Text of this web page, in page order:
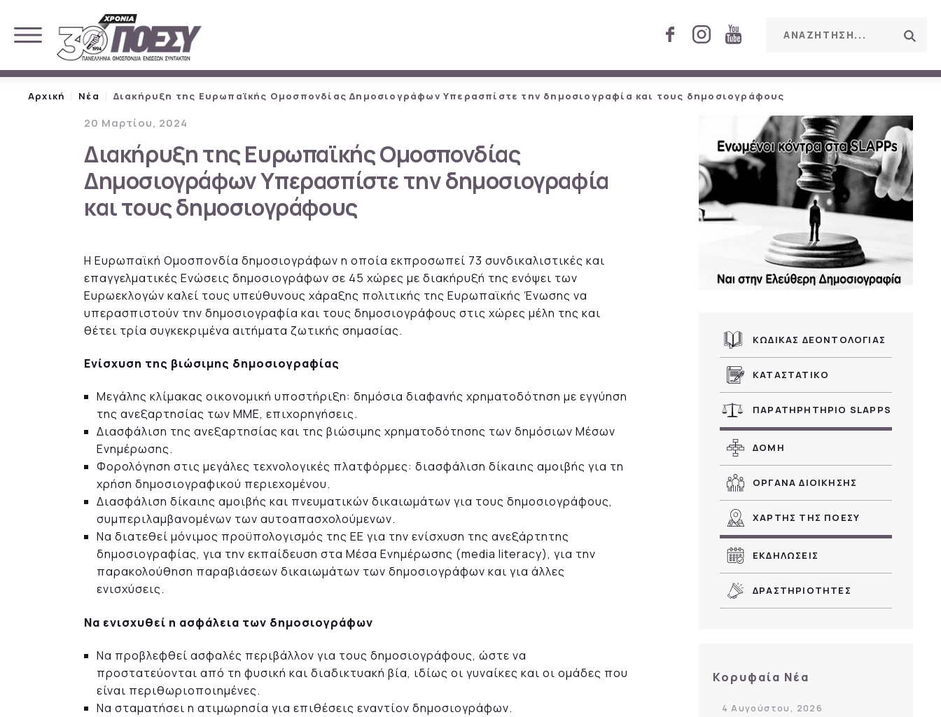
Αρχική Νέα Διακήρυξη της Ευρωπαϊκής Ομοσπονδίας Δημοσιογράφων Υπερασπίστε την δημοσιογραφία και τους δημοσιογράφους
20 Μαρτίου, 2024
Διακήρυξη της Ευρωπαϊκής Ομοσπονδίας
Δημοσιογράφων Υπερασπίστε την δημοσιογραφία
και τους δημοσιογράφους
Η Ευρωπαϊκή Ομοσπονδία δημοσιογράφων η οποία εκπροσωπεί 73 συνδικαλιστικές και
επαγγελματικές Ενώσεις δημοσιογράφων σε 45 χώρες με διακήρυξή της ενόψει των
Ευρωεκλογών καλεί τους υπεύθυνους χάραξης πολιτικής της Ευρωπαϊκής Ένωσης να
υπερασπιστούν την δημοσιογραφία και τους δημοσιογράφους στις χώρες μέλη της και
θέτει τρία συγκεκριμένα αιτήματα ζωτικής σημασίας.
Ενίσχυση της βιώσιμης δημοσιογραφίας
Μεγάλης κλίμακας οικονομική υποστήριξη: δημόσια διαφανής χρηματοδότηση με εγγύηση
της ανεξαρτησίας των ΜΜΕ, επιχορηγήσεις.
Διασφάλιση της ανεξαρτησίας και της βιώσιμης χρηματοδότησης των δημόσιων Μέσων
Ενημέρωσης.
Φορολόγηση στις μεγάλες τεχνολογικές πλατφόρμες: διασφάλιση δίκαιης αμοιβής για τη
χρήση δημοσιογραφικού περιεχομένου.
Διασφάλιση δίκαιης αμοιβής και πνευματικών δικαιωμάτων για τους δημοσιογράφους,
συμπεριλαμβανομένων των αυτοαπασχολούμενων.
Να διατεθεί μόνιμος προϋπολογισμός της ΕΕ για την ενίσχυση της ανεξάρτητης
δημοσιογραφίας, για την εκπαίδευση στα Μέσα Ενημέρωσης (media literacy), για την
παρακολούθηση παραβιάσεων δικαιωμάτων των δημοσιογράφων και για άλλες
ενισχύσεις.
Να ενισχυθεί η ασφάλεια των δημοσιογράφων
Να προβλεφθεί ασφαλές περιβάλλον για τους δημοσιογράφους, ώστε να
προστατεύονται από τη φυσική και διαδικτυακή βία, ιδίως οι γυναίκες και οι ομάδες που
είναι περιθωριοποιημένες.
Να σταματήσει η ατιμωρησία για επιθέσεις εναντίον δημοσιογράφων.
ΚΩΔΙΚΑΣ ΔΕΟΝΤΟΛΟΓΙΑΣ
ΚΑΤΑΣΤΑΤΙΚΟ
ΠΑΡΑΤΗΡΗΤΗΡΙΟ SLAPPS
ΔΟΜΗ
ΟΡΓΑΝΑ ΔΙΟΙΚΗΣΗΣ
ΧΑΡΤΗΣ ΤΗΣ ΠΟΕΣΥ
ΕΚΔΗΛΩΣΕΙΣ
ΔΡΑΣΤΗΡΙΟΤΗΤΕΣ
Κορυφαία Νέα
4 Αυγούστου, 2026